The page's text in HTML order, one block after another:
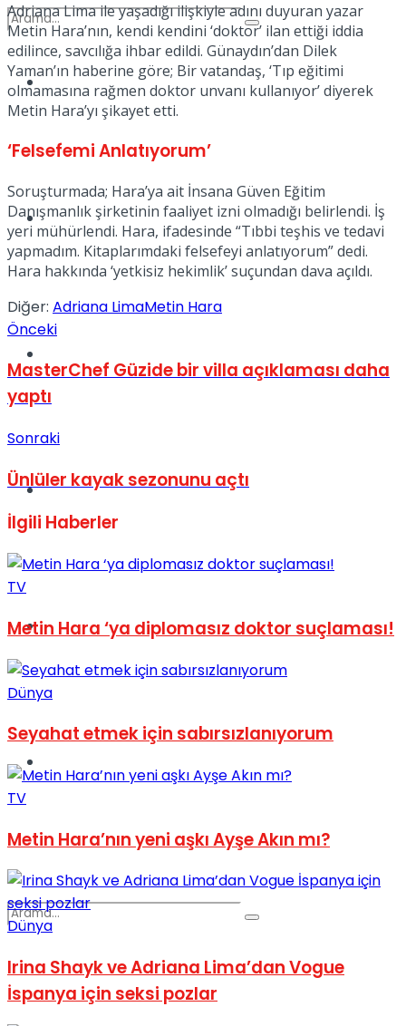
Türkiye
Müzik
Tatil
Spor
No Result
Adriana Lima ile yaşadığı ilişkiyle adını duyuran yazar
Metin Hara’nın, kendi kendini ‘doktor’ ilan ettiği iddia
edilince, savcılığa ihbar edildi. Günaydın’dan Dilek
Yaman’ın haberine göre; Bir vatandaş, ‘Tıp eğitimi
olmamasına rağmen doktor unvanı kullanıyor’ diyerek
Metin Hara’yı şikayet etti.
‘Felsefemi Anlatıyorum’
Soruşturmada; Hara’ya ait İnsana Güven Eğitim
Danışmanlık şirketinin faaliyet izni olmadığı belirlendi. İş
yeri mühürlendi. Hara, ifadesinde “Tıbbi teşhis ve tedavi
yapmadım. Kitaplarımdaki felsefeyi anlatıyorum” dedi.
Hara hakkında ‘yetkisiz hekimlik’ suçundan dava açıldı.
Diğer: Adriana LimaMetin Hara
Önceki
MasterChef Güzide bir villa açıklaması daha
yaptı
Sonraki
Ünlüler kayak sezonunu açtı
İlgili Haberler
TV
Metin Hara ‘ya diplomasız doktor suçlaması!
Dünya
Seyahat etmek için sabırsızlanıyorum
TV
Metin Hara’nın yeni aşkı Ayşe Akın mı?
Dünya
Irina Shayk ve Adriana Lima’dan Vogue
İspanya için seksi pozlar